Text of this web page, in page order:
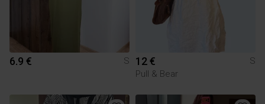
6.9 € S 12 €
S
Pull & Bear